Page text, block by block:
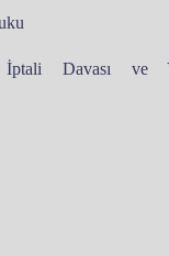
Davası ve